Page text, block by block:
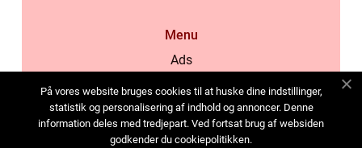
Menu
Ads
Cookies
Contact
På vores website bruges cookies til at huske dine indstillinger,
statistik og personalisering af indhold og annoncer. Denne
information deles med tredjepart. Ved fortsat brug af websiden
godkender du cookiepolitikken.